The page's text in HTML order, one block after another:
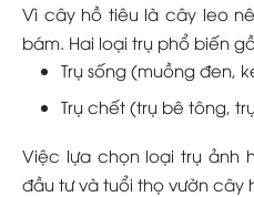
Vì cây hồ tiêu là cây leo
bám. Hai loại trụ phổ biến
Trụ sống (muồng đen,
Trụ chết (trụ bê tông,
Việc lựa chọn loại trụ ảnh
đầu tư và tuổi thọ vườn cây